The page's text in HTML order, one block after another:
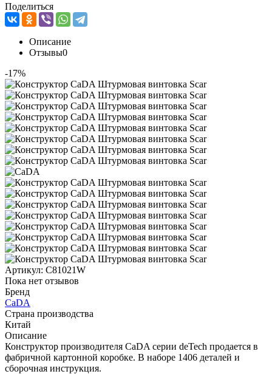
Поделиться
Описание
Отзывы0
-17%
Артикул: C81021W
Пока нет отзывов
Бренд
CaDA
Страна производства
Китай
Описание
Конструктор производителя CaDA серии deTech продается в
фабричной картонной коробке. В наборе 1406 деталей и
сборочная инструкция.